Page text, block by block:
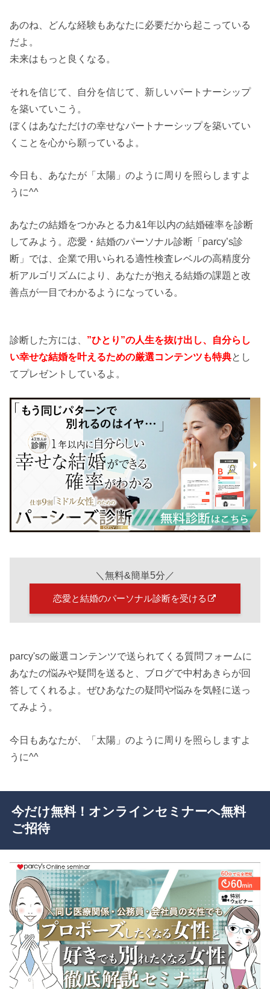
あのね、どんな経験もあなたに必要だから起こっている
だよ。
未来はもっと良くなる。
それを信じて、自分を信じて、新しいパートナーシップ
を築いていこう。
ぼくはあなただけの幸せなパートナーシップを築いてい
くことを心から願っているよ。
今日も、あなたが「太陽」のように周りを照らしますよ
うに^^
あなたの結婚をつかみとる力&1年以内の結婚確率を診断
してみよう。恋愛・結婚のパーソナル診断「parcy’s診
断」では、企業で用いられる適性検査レベルの高精度分
析アルゴリズムにより、あなたが抱える結婚の課題と改
善点が一目でわかるようになっている。
診断した方には、 ”ひとり”の人生を抜け出し、自分らし
い幸せな結婚を叶えるための厳選コンテンツも特典とし
てプレゼントしているよ。
＼無料&簡単5分／
恋愛と結婚のパーソナル診断を受ける
parcy'sの厳選コンテンツで送られてくる質問フォームに
あなたの悩みや疑問を送ると、ブログで中村あきらが回
答してくれるよ。ぜひあなたの疑問や悩みを気軽に送っ
てみよう。
今日もあなたが、「太陽」のように周りを照らしますよ
うに^^
今だけ無料！オンラインセミナーへ無料
ご招待